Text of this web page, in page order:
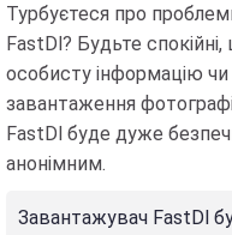
Турбуєтеся про
FastDl? Будьте
особисту інформацію
завантаження
FastDl буде дуже
анонімним.
Завантажувач FastDl